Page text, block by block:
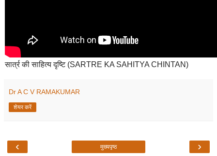
सार्त्र की साहित्य दृष्टि (SARTRE KA SAHITYA CHINTAN)
Dr A C V RAMAKUMAR
शेयर करें
‹ ›
मुख्यपृष्ठ